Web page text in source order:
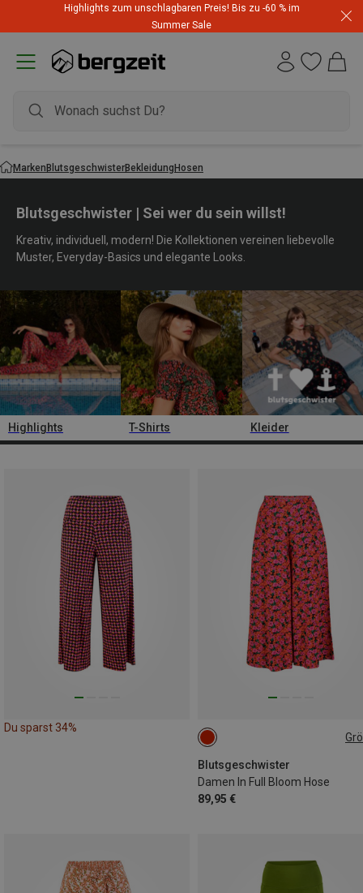
Highlights zum unschlagbaren Preis! Bis zu -60 % im
Summer Sale
MarkenBlutsgeschwisterBekleidungHosen
Blutsgeschwister | Sei wer du sein willst!
Kreativ, individuell, modern! Die Kollektionen vereinen liebevolle
Muster, Everyday-Basics und elegante Looks.
Highlights T-Shirts Kleider
Du sparst 34%
Blutsgeschwister
Damen In Full Bloom Hose
89,95 €
S